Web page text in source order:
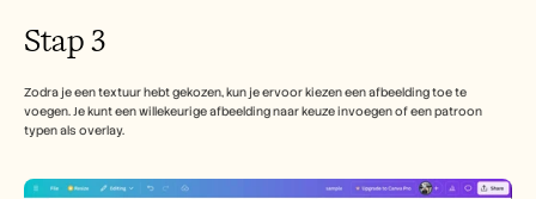
Stap 3
Zodra je een textuur hebt gekozen, kun je ervoor kiezen een afbeelding toe te
voegen. Je kunt een willekeurige afbeelding naar keuze invoegen of een patroon
typen als overlay.